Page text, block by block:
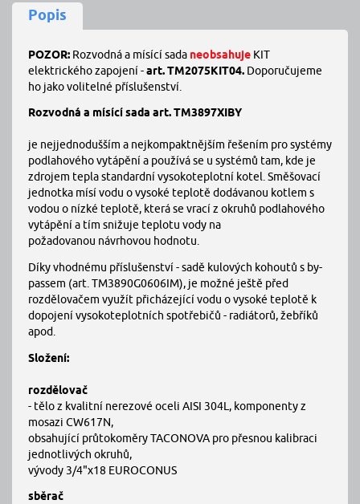
Popis
POZOR: Rozvodná a mísící sada neobsahuje KIT
elektrického zapojení -art. TM2075KIT04. Doporučujeme
ho jako volitelné příslušenství.
Rozvodná a mísící sada art. TM3897XIBY
je nejjednodušším a nejkompaktnějším řešením pro systémy
podlahového vytápění a používá se u systémů tam, kde je
zdrojem tepla standardní vysokoteplotní kotel. Směšovací
jednotka mísí vodu o vysoké teplotě dodávanou kotlem s
vodou o nízké teplotě, která se vrací z okruhů podlahového
vytápění a tím snižuje teplotu vody na
požadovanou návrhovou hodnotu.
Díky vhodnému příslušenství - sadě kulových kohoutů s by-
passem (art. TM3890G0606IM), je možné ještě před
rozdělovačem využít přicházející vodu o vysoké teplotě k
dopojení vysokoteplotních spotřebičů - radiátorů, žebříků
apod.
Složení:
rozdělovač
- tělo z kvalitní nerezové oceli AISI 304L, komponenty z
mosazi CW617N,
obsahující průtokoměry TACONOVA pro přesnou kalibraci
jednotlivých okruhů,
vývody 3/4"x18 EUROCONUS
sběrač